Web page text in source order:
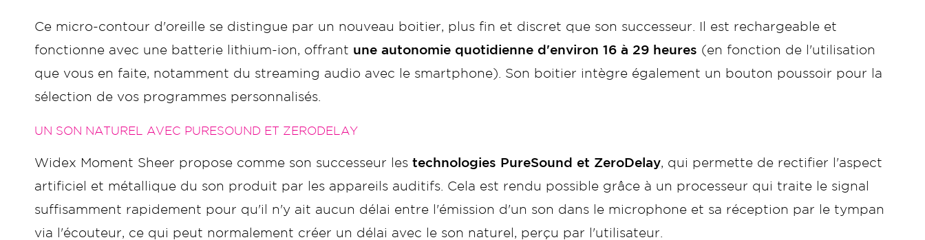
Ce micro-contour d'oreille se distingue par un nouveau boitier, plus fin et discret que son successeur. Il est rechargeable et
fonctionne avec une batterie lithium-ion, offrant une autonomie quotidienne d'environ 16 à 29 heures (en fonction de l'utilisation
que vous en faite, notamment du streaming audio avec le smartphone). Son boitier intègre également un bouton poussoir pour la
sélection de vos programmes personnalisés.
UN SON NATUREL AVEC PURESOUND ET ZERODELAY
Widex Moment Sheer propose comme son successeur les technologies PureSound et ZeroDelay, qui permette de rectifier l'aspect
artificiel et métallique du son produit par les appareils auditifs. Cela est rendu possible grâce à un processeur qui traite le signal
suffisamment rapidement pour qu'il n'y ait aucun délai entre l'émission d'un son dans le microphone et sa réception par le tympan
via l'écouteur, ce qui peut normalement créer un délai avec le son naturel, perçu par l'utilisateur.